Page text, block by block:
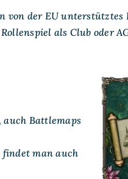
von der EU unterstütztes
als Club oder
auch Battlemaps
findet man auch